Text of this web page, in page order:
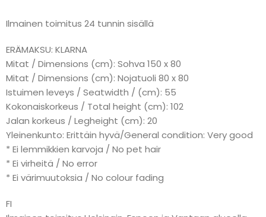
Ilmainen toimitus 24 tunnin sisällä
ERÄMAKSU: KLARNA
Mitat / Dimensions (cm): Sohva 150 x 80
Mitat / Dimensions (cm): Nojatuoli 80 x 80
Istuimen leveys / Seatwidth / (cm): 55
Kokonaiskorkeus / Total height (cm): 102
Jalan korkeus / Legheight (cm): 20
Yleinenkunto: Erittäin hyvä/General condition: Very good
* Ei lemmikkien karvoja / No pet hair
* Ei virheitä / No error
* Ei värimuutoksia / No colour fading
FI